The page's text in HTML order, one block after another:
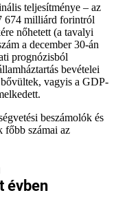
teljesítménye – az
674 milliárd forintról
nőhetett (a tavalyi
a december 30-án
prognózisból
bevételei
vagyis a GDP-
beszámolók és
főbb számai az